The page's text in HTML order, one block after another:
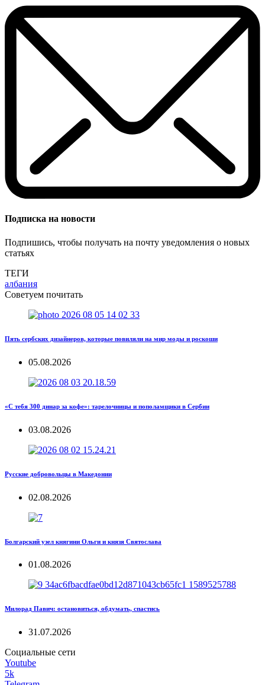
Подписка на новости
Подпишись, чтобы получать на почту уведомления о новых
статьях
ТЕГИ
албания
Советуем почитать
Пять сербских дизайнеров, которые повиляли на мир моды и роскоши
05.08.2026
«С тебя 300 динар за кофе»: тарелочницы и пополамщики в Сербии
03.08.2026
Русские добровольцы в Македонии
02.08.2026
Болгарский узел княгини Ольги и князя Святослава
01.08.2026
Милорад Павич: остановиться, обдумать, спастись
31.07.2026
Социальные сети
Youtube
5k